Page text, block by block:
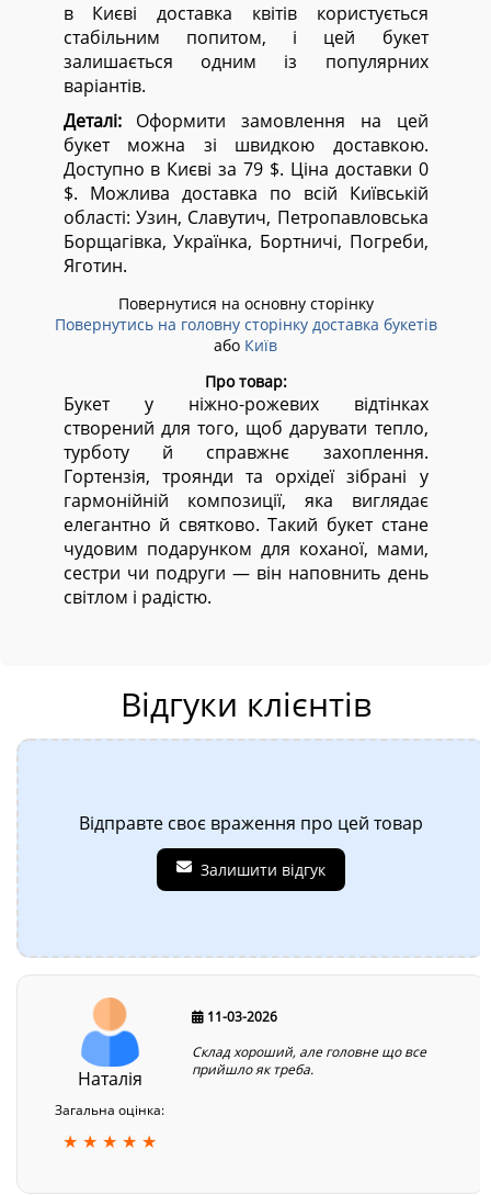
в Києві доставка квітів користується
стабільним попитом, і цей букет
залишається одним із популярних
варіантів.
Деталі:Оформити замовлення на цей
букет можна зі швидкою доставкою.
Доступно в Києві за 79 $. Ціна доставки 0
$. Можлива доставка по всій Київській
області: Узин, Славутич, Петропавловська
Борщагівка, Українка, Бортничі, Погреби,
Яготин.
Повернутися на основну сторінку
Повернутись на головну сторінку доставка букетів
або Київ
Про товар:
Букет у ніжно-рожевих відтінках
створений для того, щоб дарувати тепло,
турботу й справжнє захоплення.
Гортензія, троянди та орхідеї зібрані у
гармонійній композиції, яка виглядає
елегантно й святково. Такий букет стане
чудовим подарунком для коханої, мами,
сестри чи подруги — він наповнить день
світлом і радістю.
Відгуки клієнтів
Відправте своє враження про цей товар
Залишити відгук
Наталія
Загальна оцінка:
★ ★ ★ ★ ★
11-03-2026
Склад хороший, але головне що все
прийшло як треба.